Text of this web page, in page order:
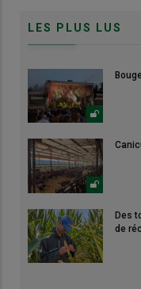
LES PLUS LUS
Des
de